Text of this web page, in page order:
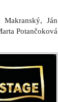
Ján
Potančoková